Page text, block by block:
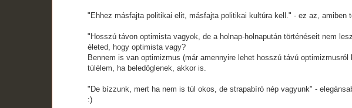
"Ehhez másfajta politikai elit, másfajta politikai kultúra kell." - ez az, amiben
"Hosszú távon optimista vagyok, de a holnap-holnapután történéseit nem
életed, hogy optimista vagy?
Bennem is van optimizmus (már amennyire lehet hosszú távú
túlélem, ha beledöglenek, akkor is.
"De bízzunk, mert ha nem is túl okos, de strapabíró nép vagyunk" -
:)